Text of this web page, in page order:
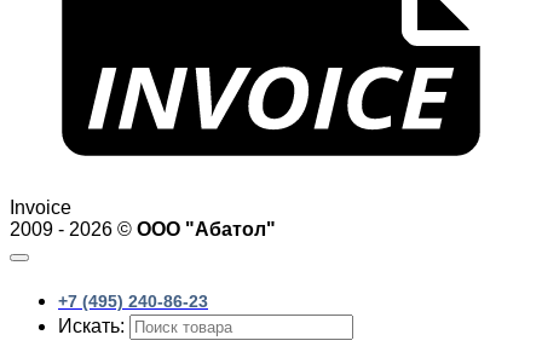
Invoice
2009 - 2026 © ООО "Абатол"
+7 (495) 240-86-23
Искать: